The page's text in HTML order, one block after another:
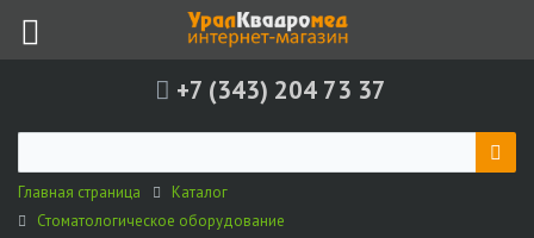
+7 (343) 204 73 37
Главная страница
Каталог
Стоматологическое оборудование